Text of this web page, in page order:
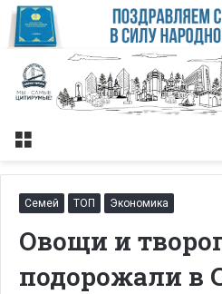
Меню
Семей ТОП Экономика
Овощи и
подорожали в